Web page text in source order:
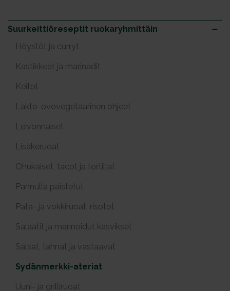
Suurkeittiöreseptit ruokaryhmittäin
Höystöt ja curryt
Kastikkeet ja marinadit
Keitot
Lakto-ovovegetaarinen ohjeet
Leivonnaiset
Lisäkeruoat
Ohukaiset, tacot ja tortillat
Pannulla paistetut
Pata- ja vokkiruoat, risotot
Salaatit ja marinoidut kasvikset
Salsat, tahnat ja vastaavat
Sydänmerkki-ateriat
Uuni- ja grilliruoat